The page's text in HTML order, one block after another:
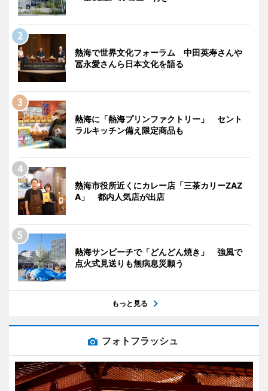
熱海で世界文化フォーラム 中田英寿さんや
冨永愛さんら日本文化を語る
熱海に「熱海プリンファクトリー」 セント
ラルキッチン備え限定商品も
熱海市役所近くにカレー店「三茶カリーZAZ
A」 都内人気店が出店
熱海サンビーチで「どんどん焼き」 強風で
点火式見送りも無病息災願う
もっと見る
フォトフラッシュ